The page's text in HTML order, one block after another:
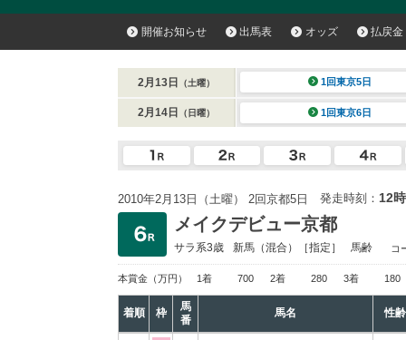
開催お知らせ 出馬表 オッズ 払戻金
2月13日 （土曜） 1回東京5日
2月14日 （日曜） 1回東京6日
2010年2月13日（土曜） 2回京都5日 発走時刻： 12
メイクデビュー京都
サラ系3歳 新馬 （混合）［指定］ 馬齢 コ
本賞金 （万円） 1着 700 2着 280 3着 180
着順 枠
馬
番
馬名 性齢